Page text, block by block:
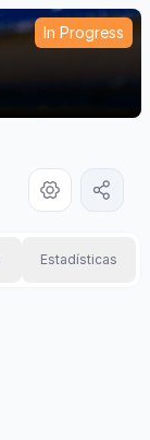
In Progress
Estadísticas